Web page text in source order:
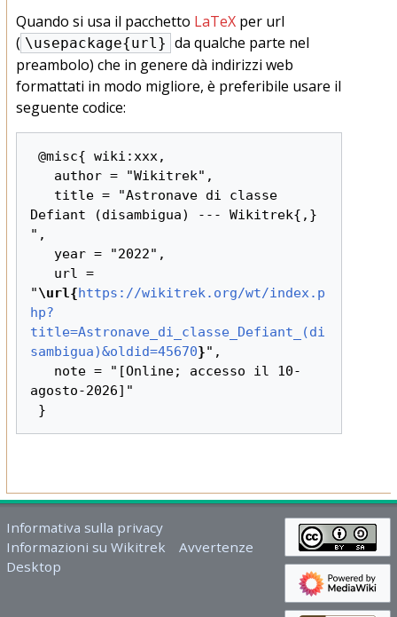
Quando si usa il pacchetto LaTeXper url
( \usepackage{url} da qualche parte nel
preambolo) che in genere dà indirizzi web
formattati in modo migliore, è preferibile usare il
seguente codice:
@misc{ wiki:xxx,
Defiant (disambigua) --- Wikitrek{,}
",
"\url{https://wikitrek.org/wt/index.p
hp?
title=Astronave_di_classe_Defiant_(di
sambigua)&oldid=45670}",
agosto-2026]"
Informativa sulla privacy
Informazioni su Wikitrek
Avvertenze
Desktop